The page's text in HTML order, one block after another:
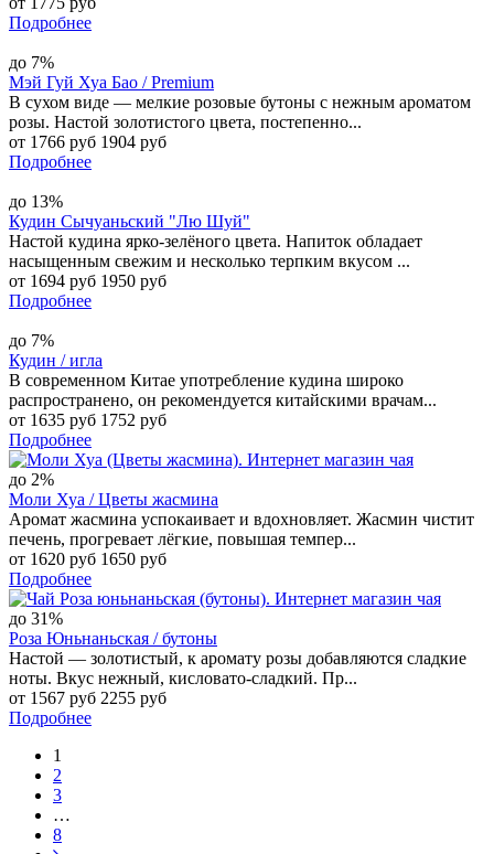
Подробнее
до 7%
Мэй Гуй Хуа Бао / Premium
В сухом виде — мелкие розовые бутоны с нежным ароматом
розы. Настой золотистого цвета, постепенно...
от 1766 руб 1904 руб
Подробнее
до 13%
Кудин Сычуаньский "Лю Шуй"
Настой кудина ярко-зелёного цвета. Напиток обладает
насыщенным свежим и несколько терпким вкусом ...
от 1694 руб 1950 руб
Подробнее
до 7%
Кудин / игла
В современном Китае употребление кудина широко
распространено, он рекомендуется китайскими врачам...
от 1635 руб 1752 руб
Подробнее
до 2%
Моли Хуа / Цветы жасмина
Аромат жасмина успокаивает и вдохновляет. Жасмин чистит
печень, прогревает лёгкие, повышая темпер...
от 1620 руб 1650 руб
Подробнее
до 31%
Роза Юньнаньская / бутоны
Настой — золотистый, к аромату розы добавляются сладкие
ноты. Вкус нежный, кисловато-сладкий. Пр...
от 1567 руб 2255 руб
Подробнее
1
2
3
…
8